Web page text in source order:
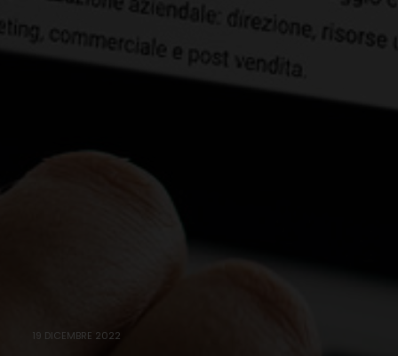
19 DICEMBRE 2022